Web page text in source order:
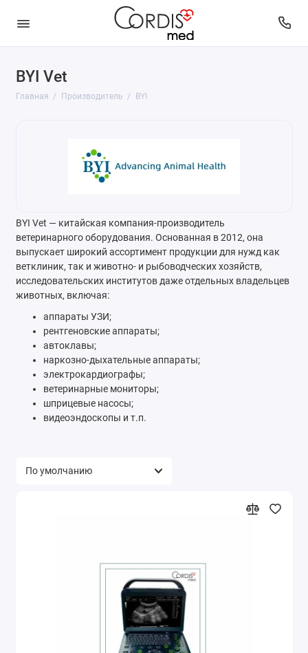
BYI Vet
Главная Производитель BYI
BYI Vet — китайская компания-производитель
ветеринарного оборудования. Основанная в 2012, она
выпускает широкий ассортимент продукции для нужд как
ветклиник, так и животно- и рыбоводческих хозяйств,
исследовательских институтов даже отдельных владельцев
животных, включая:
аппараты УЗИ;
рентгеновские аппараты;
автоклавы;
наркозно-дыхательные аппараты;
электрокардиографы;
ветеринарные мониторы;
шприцевые насосы;
видеоэндоскопы и т.п.